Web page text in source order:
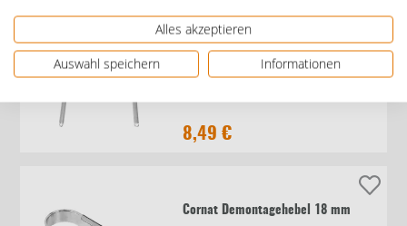
Cornat Biegefeder innen ø 16 mm,
8,49 €
Cornat Demontagehebel 18 mm
Alles akzeptieren
Auswahl speichern
Informationen